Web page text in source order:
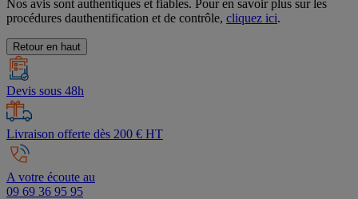
Nos avis sont authentiques et fiables. Pour en savoir plus sur les
procédures dauthentification et de contrôle, cliquez ici.
Retour en haut
Devis sous 48h
Livraison offerte dès 200 € HT
A votre écoute au
09 69 36 95 95